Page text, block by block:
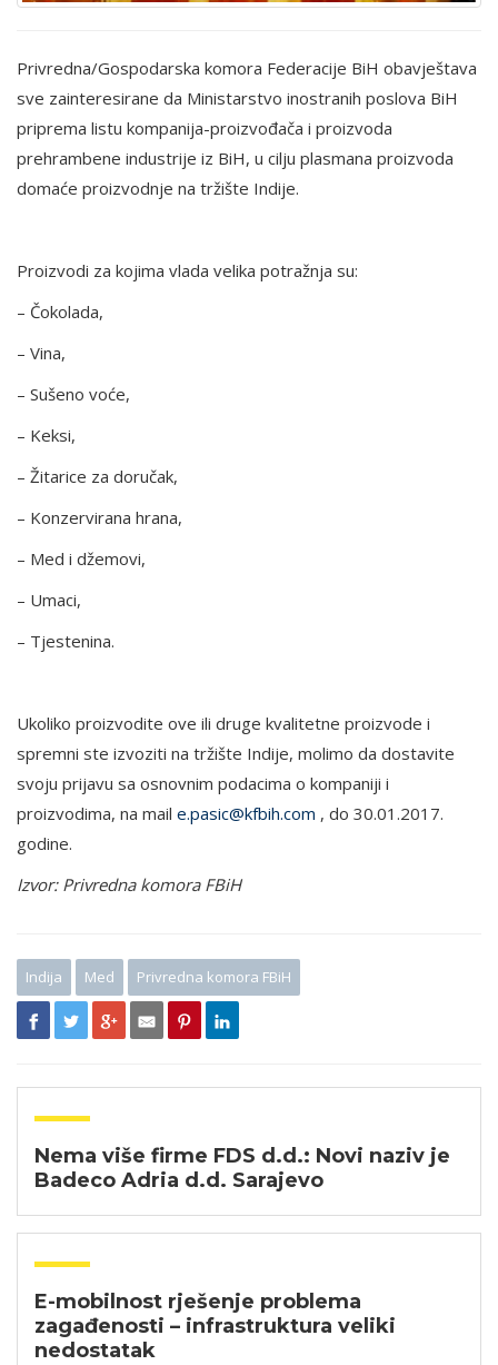
Privredna/Gospodarska komora Federacije BiH obavještava
sve zainteresirane da Ministarstvo inostranih poslova BiH
priprema listu kompanija-proizvođača i proizvoda
prehrambene industrije iz BiH, u cilju plasmana proizvoda
domaće proizvodnje na tržište Indije.
Proizvodi za kojima vlada velika potražnja su:
– Čokolada,
– Vina,
– Sušeno voće,
– Keksi,
– Žitarice za doručak,
– Konzervirana hrana,
– Med i džemovi,
– Umaci,
– Tjestenina.
Ukoliko proizvodite ove ili druge kvalitetne proizvode i
spremni ste izvoziti na tržište Indije, molimo da dostavite
svoju prijavu sa osnovnim podacima o kompaniji i
proizvodima, na mail e.pasic@kfbih.com , do 30.01.2017.
godine.
Izvor: Privredna komora FBiH
Indija Med Privredna komora FBiH
Nema više firme FDS d.d.: Novi naziv je
Badeco Adria d.d. Sarajevo
E-mobilnost rješenje problema
zagađenosti – infrastruktura veliki
nedostatak